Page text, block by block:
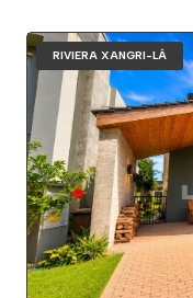
RIVIERA XANGRI-LÁ